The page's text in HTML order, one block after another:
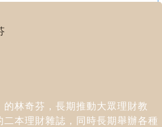
林奇芬，長期推動大眾理財教
本理財雜誌，同時長期舉辦各種